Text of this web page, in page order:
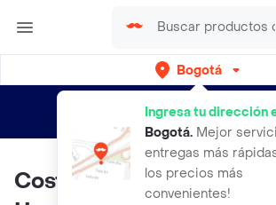
Bogotá
Ingresa tu dirección
Bogotá. Mejor
entregas más
los precios más
convenientes!
envíos gratis por semanas
Costillera Con